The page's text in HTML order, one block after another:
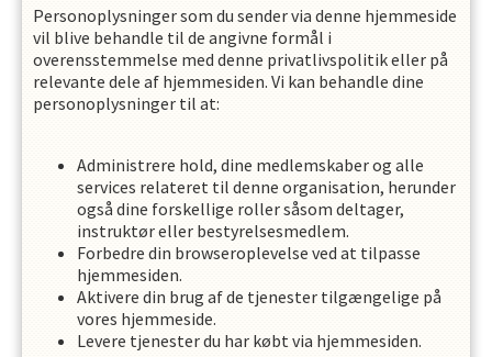
Personoplysninger som du sender via denne hjemmeside
vil blive behandle til de angivne formål i
overensstemmelse med denne privatlivspolitik eller på
relevante dele af hjemmesiden. Vi kan behandle dine
personoplysninger til at:
Administrere hold, dine medlemskaber og alle
services relateret til denne organisation, herunder
også dine forskellige roller såsom deltager,
instruktør eller bestyrelsesmedlem.
Forbedre din browseroplevelse ved at tilpasse
hjemmesiden.
Aktivere din brug af de tjenester tilgængelige på
vores hjemmeside.
Levere tjenester du har købt via hjemmesiden.